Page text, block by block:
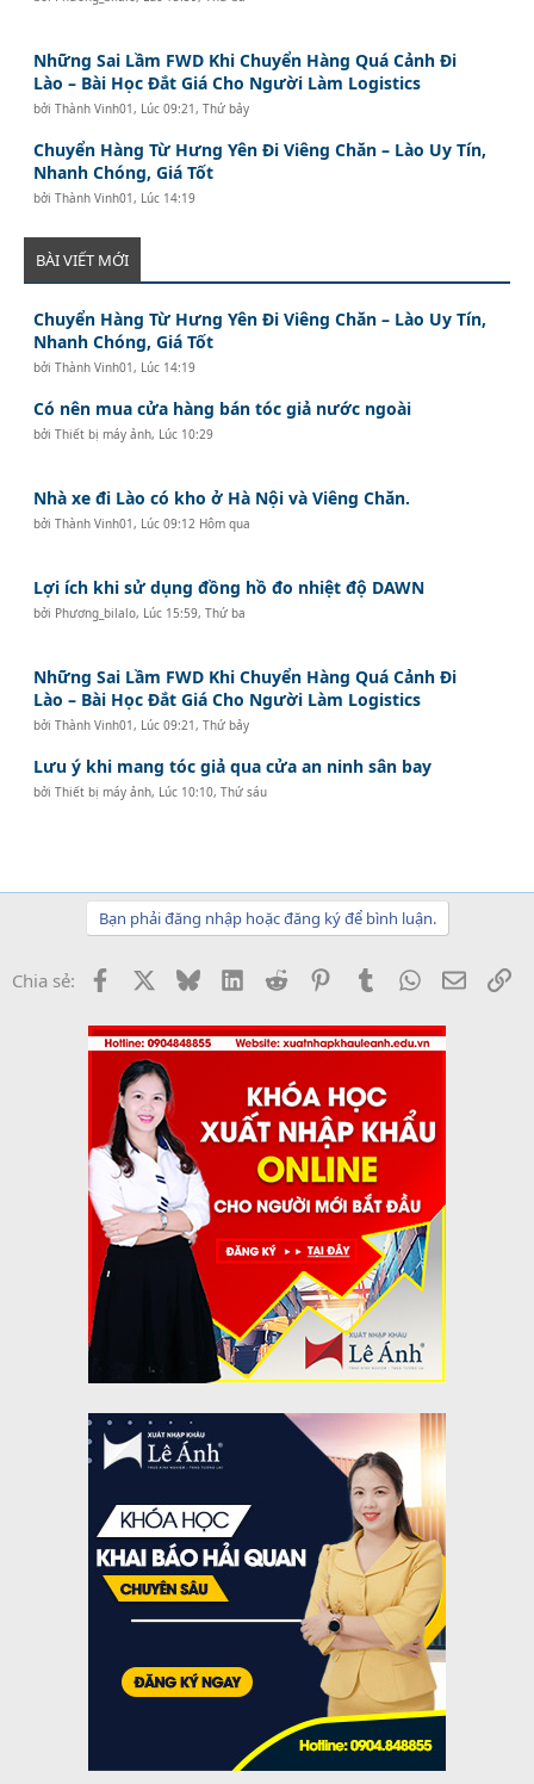
Những Sai Lầm FWD Khi Chuyển Hàng Quá Cảnh Đi
Lào – Bài Học Đắt Giá Cho Người Làm Logistics
bởiThành Vinh01, Lúc 09:21, Thứ bảy
Chuyển Hàng Từ Hưng Yên Đi Viêng Chăn – Lào Uy Tín,
Nhanh Chóng, Giá Tốt
bởiThành Vinh01, Lúc 14:19
BÀI VIẾT MỚI
Chuyển Hàng Từ Hưng Yên Đi Viêng Chăn – Lào Uy Tín,
Nhanh Chóng, Giá Tốt
bởiThành Vinh01, Lúc 14:19
Có nên mua cửa hàng bán tóc giả nước ngoài
bởiThiết bị máy ảnh, Lúc 10:29
Nhà xe đi Lào có kho ở Hà Nội và Viêng Chăn.
bởiThành Vinh01, Lúc 09:12 Hôm qua
Lợi ích khi sử dụng đồng hồ đo nhiệt độ DAWN
bởi Phương_bilalo, Lúc 15:59, Thứ ba
Những Sai Lầm FWD Khi Chuyển Hàng Quá Cảnh Đi
Lào – Bài Học Đắt Giá Cho Người Làm Logistics
bởiThành Vinh01, Lúc 09:21, Thứ bảy
Lưu ý khi mang tóc giả qua cửa an ninh sân bay
bởiThiết bị máy ảnh, Lúc 10:10, Thứ sáu
Bạn phải đăng nhập hoặc đăng ký để bình luận.
Chia sẻ: Facebook BlueskyLinkedInReddit PinterestTumblrWhatsApp
Email